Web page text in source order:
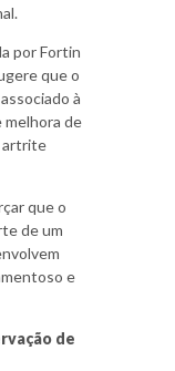
por Fortin
que o
à
melhora de
artrite
que o
de um
e
de